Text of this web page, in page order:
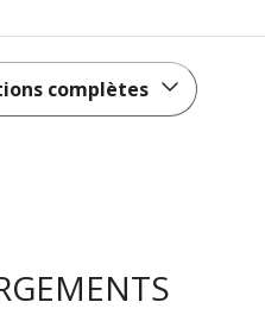
complètes